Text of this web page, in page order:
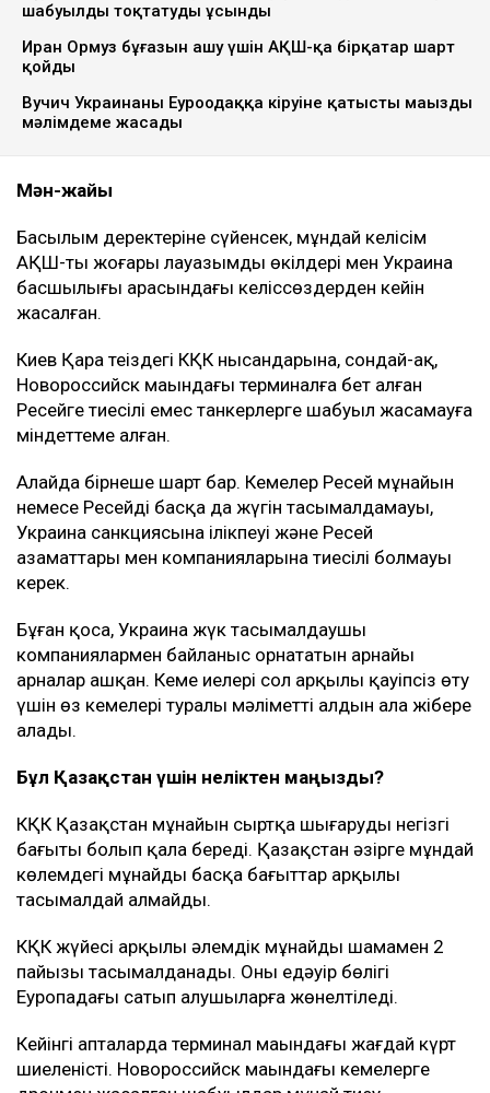
шабуылды тоқтатуды ұсынды
Иран Ормуз бұғазын ашу үшін АҚШ-қа бірқатар шарт
қойды
Вучич Украинаның Еуроодаққа кіруіне қатысты маңызды
мәлімдеме жасады
Мән-жайы
Басылым деректеріне сүйенсек, мұндай келісім
АҚШ-тың жоғары лауазымды өкілдері мен Украина
басшылығы арасындағы келіссөздерден кейін
жасалған.
Киев Қара теңіздегі КҚК нысандарына, сондай-ақ,
Новороссийск маңындағы терминалға бет алған
Ресейге тиесілі емес танкерлерге шабуыл жасамауға
міндеттеме алған.
Алайда бірнеше шарт бар. Кемелер Ресей мұнайын
немесе Ресейдің басқа да жүгін тасымалдамауы,
Украина санкциясына ілікпеуі және Ресей
азаматтары мен компанияларына тиесілі болмауы
керек.
Бұған қоса, Украина жүк тасымалдаушы
компаниялармен байланыс орнататын арнайы
арналар ашқан. Кеме иелері сол арқылы қауіпсіз өту
үшін өз кемелері туралы мәліметті алдын ала жібере
алады.
Бұл Қазақстан үшін неліктен маңызды?
КҚК Қазақстан мұнайын сыртқа шығарудың негізгі
бағыты болып қала береді. Қазақстан әзірге мұндай
көлемдегі мұнайды басқа бағыттар арқылы
тасымалдай алмайды.
КҚК жүйесі арқылы әлемдік мұнайдың шамамен 2
пайызы тасымалданады. Оның едәуір бөлігі
Еуропадағы сатып алушыларға жөнелтіледі.
Кейінгі апталарда терминал маңындағы жағдай күрт
шиеленісті. Новороссийск маңындағы кемелерге